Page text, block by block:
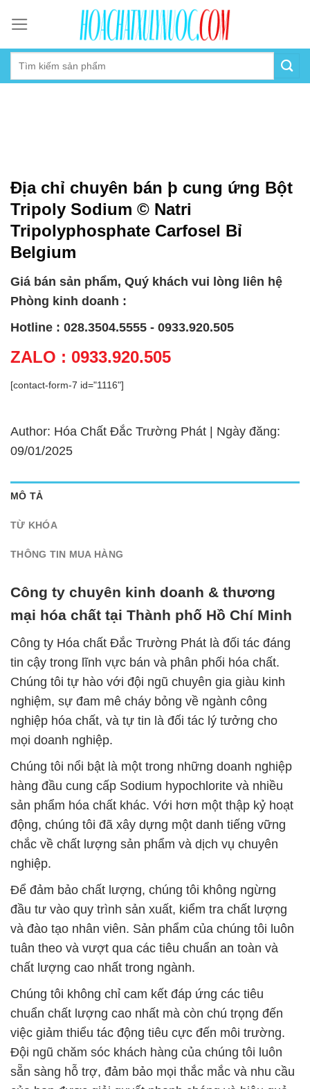
content
Địa chỉ chuyên bán þ cung ứng Bột
Tripoly Sodium © Natri
Tripolyphosphate Carfosel Bỉ
Belgium
Giá bán sản phẩm, Quý khách vui lòng liên hệ
Phòng kinh doanh :
Hotline : 028.3504.5555 - 0933.920.505
ZALO : 0933.920.505
[contact-form-7 id="1116"]
Author: Hóa Chất Đắc Trường Phát | Ngày đăng:
09/01/2025
MÔ TẢ
TỪ KHÓA
THÔNG TIN MUA HÀNG
Công ty chuyên kinh doanh & thương
mại hóa chất tại Thành phố Hồ Chí Minh
Công ty Hóa chất Đắc Trường Phát là đối tác đáng
tin cậy trong lĩnh vực bán và phân phối hóa chất.
Chúng tôi tự hào với đội ngũ chuyên gia giàu kinh
nghiệm, sự đam mê cháy bỏng về ngành công
nghiệp hóa chất, và tự tin là đối tác lý tưởng cho
mọi doanh nghiệp.
Chúng tôi nổi bật là một trong những doanh nghiệp
hàng đầu cung cấp Sodium hypochlorite và nhiều
sản phẩm hóa chất khác. Với hơn một thập kỷ hoạt
động, chúng tôi đã xây dựng một danh tiếng vững
chắc về chất lượng sản phẩm và dịch vụ chuyên
nghiệp.
Để đảm bảo chất lượng, chúng tôi không ngừng
đầu tư vào quy trình sản xuất, kiểm tra chất lượng
và đào tạo nhân viên. Sản phẩm của chúng tôi luôn
tuân theo và vượt qua các tiêu chuẩn an toàn và
chất lượng cao nhất trong ngành.
Chúng tôi không chỉ cam kết đáp ứng các tiêu
chuẩn chất lượng cao nhất mà còn chú trọng đến
việc giảm thiểu tác động tiêu cực đến môi trường.
Đội ngũ chăm sóc khách hàng của chúng tôi luôn
sẵn sàng hỗ trợ, đảm bảo mọi thắc mắc và nhu cầu